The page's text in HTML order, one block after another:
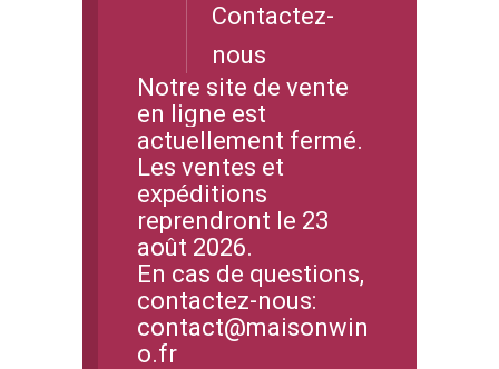
Contactez-
nous
Notre site de vente
en ligne est
actuellement fermé.
Les ventes et
expéditions
reprendront le 23
août 2026.
En cas de questions,
contactez-nous:
contact@maisonwin
o.fr